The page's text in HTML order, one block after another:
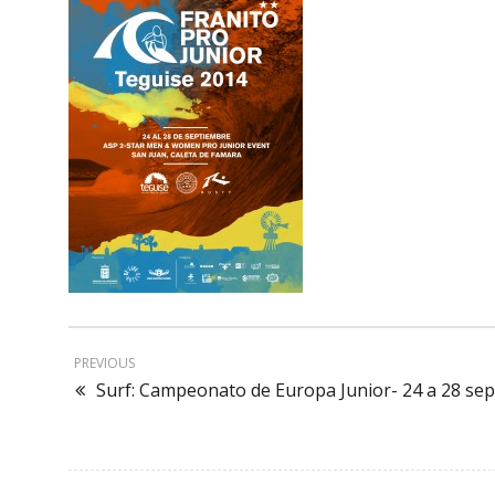
PREVIOUS
Surf: Campeonato de Europa Junior- 24 a 28